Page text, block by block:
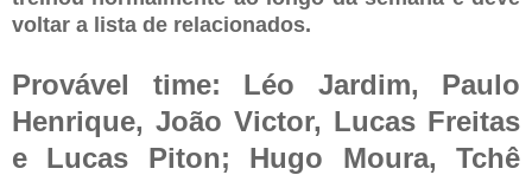
voltar a lista de relacionados.
Provável time: Léo Jardim, Paulo
Henrique, João Victor, Lucas Freitas
e Lucas Piton; Hugo Moura, Tchê